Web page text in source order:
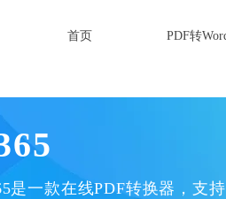
首页 PDF转
是一款在线PDF转换器，支